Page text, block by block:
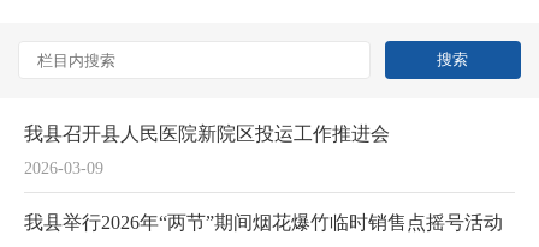
2026-03-09
我县召开县人民医院新院区投运工作推进会
我县举行2026年“两节”期间烟花爆竹临时销售点摇号活动